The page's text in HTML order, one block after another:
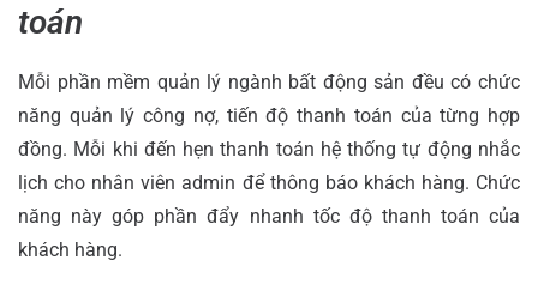
toán
Mỗi phần mềm quản lý ngành bất động sản đều có chức
năng quản lý công nợ, tiến độ thanh toán của từng hợp
đồng. Mỗi khi đến hẹn thanh toán hệ thống tự động nhắc
lịch cho nhân viên admin để thông báo khách hàng. Chức
năng này góp phần đẩy nhanh tốc độ thanh toán của
khách hàng.